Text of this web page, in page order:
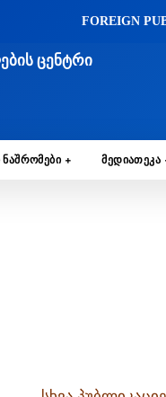
FOREIGN
ᲪᲔᲜᲢᲠᲘ
ᲛᲔᲓᲘᲐᲗᲔᲙᲐ